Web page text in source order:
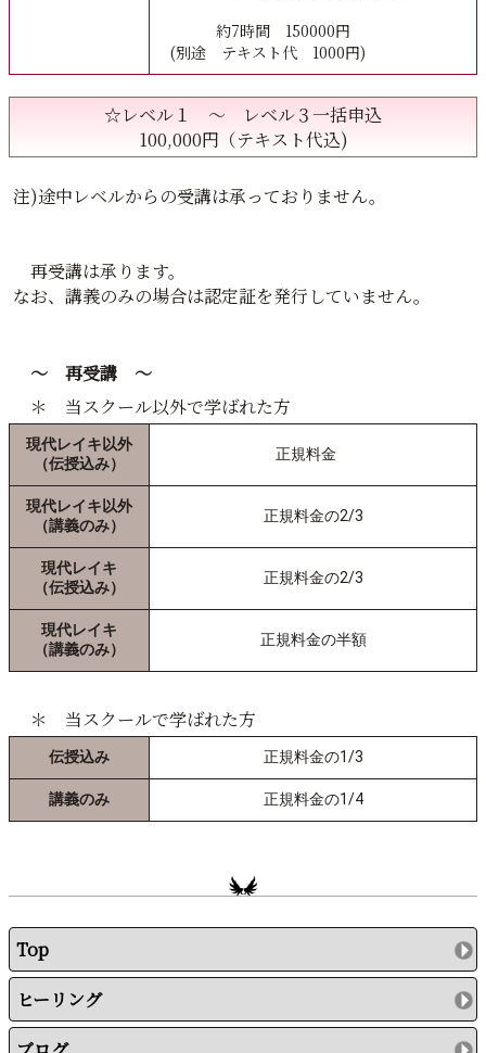
約7時間 150000円
(別途 テキスト代 1000円)
☆レベル１ ～ レベル３一括申込
100,000円（テキスト代込)
注)途中レベルからの受講は承っておりません。
再受講は承ります。
なお、講義のみの場合は認定証を発行していません。
～ 再受講 ～
＊ 当スクール以外で学ばれた方
現代レイキ以外
（伝授込み）
正規料金
現代レイキ以外
（講義のみ）
正規料金の2/3
現代レイキ
（伝授込み）
正規料金の2/3
現代レイキ
（講義のみ）
正規料金の半額
＊ 当スクールで学ばれた方
伝授込み 正規料金の1/3
講義のみ 正規料金の1/4
Top
ヒーリング